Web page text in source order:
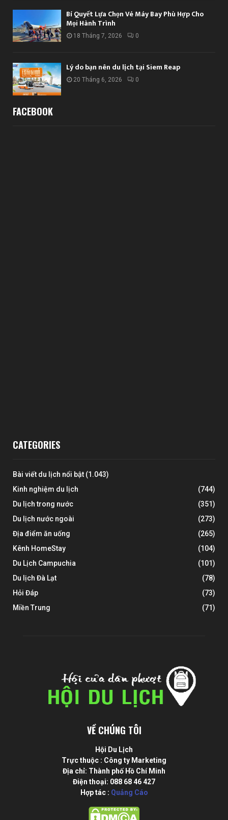
Bí Quyết Lựa Chọn Vé Máy Bay Phù Hợp Cho
Mọi Hành Trình
18 Tháng 7, 2026 0
Lý do bạn nên du lịch tại Siem Reap
20 Tháng 6, 2026 0
FACEBOOK
CATEGORIES
Bài viết du lịch nổi bật (1.043)
Kinh nghiệm du lịch
(744)
Du lịch trong nước
(351)
Du lịch nước ngoài
(273)
Địa điểm ăn uống
(265)
Kênh HomeStay
(104)
Du Lịch Campuchia
(101)
Du lịch Đà Lạt
(78)
Hỏi Đáp
(73)
Miền Trung
(71)
VỀ CHÚNG TÔI
Hội Du Lịch
Trực thuộc : Công ty Marketing
Địa chỉ: Thành phố Hồ Chí Minh
Điện thoại: 088 68 46 427
Hợp tác : Quảng Cáo